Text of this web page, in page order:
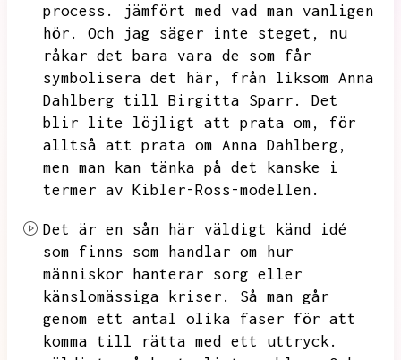
process.
jämfört med vad man vanligen
hör.
Och jag säger inte steget,
nu
råkar det bara vara de som får
symbolisera det här,
från liksom Anna
Dahlberg till Birgitta Sparr.
Det
blir lite löjligt att prata om,
för
alltså att prata om Anna Dahlberg,
men man kan tänka på det kanske i
termer av Kibler-Ross-modellen.
Det är en sån här väldigt känd idé
som finns som handlar om hur
människor hanterar sorg eller
känslomässiga kriser.
Så man går
genom ett antal olika faser för att
komma till rätta med ett uttryck.